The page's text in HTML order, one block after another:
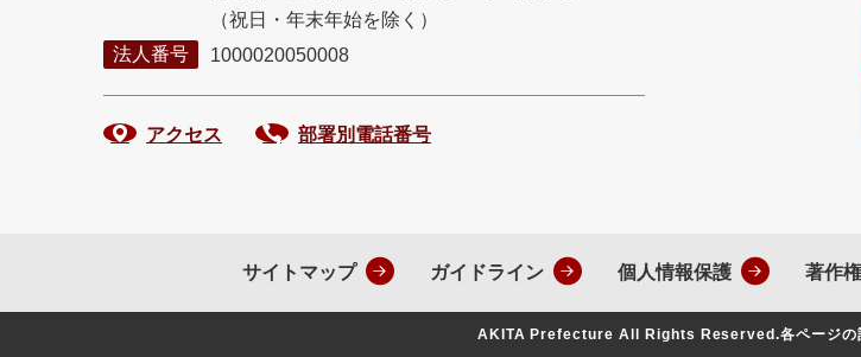
（祝日・年末年始を除く）
法人番号
1000020050008
アクセス 部署別電話番号
サイトマップ ガイドライン 個人情報保護 著作
AKITA Prefecture All Rights Reserved.各ページ